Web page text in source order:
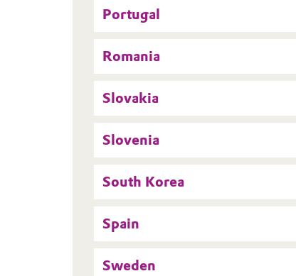
Portugal
Romania
Slovakia
Slovenia
South Korea
Spain
Sweden